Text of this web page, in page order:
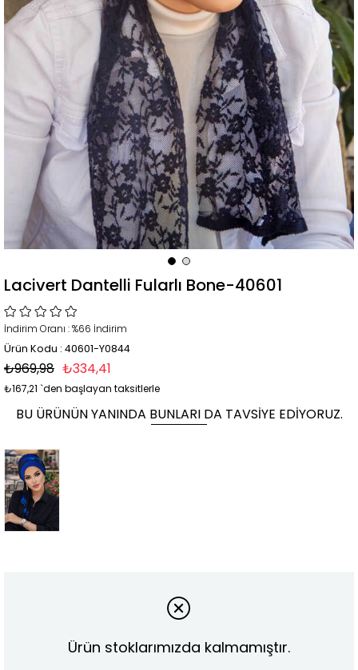
Lacivert Dantelli Fularlı Bone-40601
İndirim Oranı :%66 İndirim
Ürün Kodu : 40601-Y0844
₺969,98 ₺334,41
₺167,21 `den başlayan taksitlerle
BU ÜRÜNÜN YANINDA BUNLARI DA TAVSIYE EDIYORUZ.
Ürün stoklarımızda kalmamıştır.